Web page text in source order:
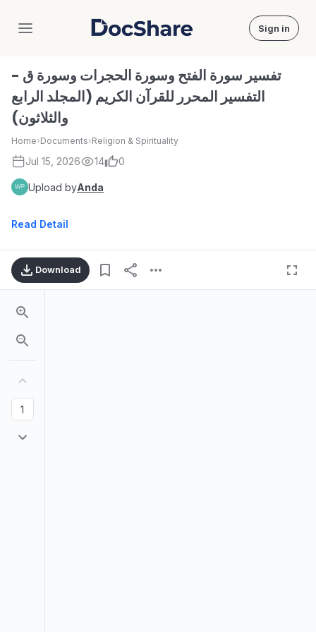
DocShare Sign in
تفسير سورة الفتح وسورة الحجرات وسورة ق -
التفسير المحرر للقرآن الكريم (المجلد الرابع
والثلاثون)
Home›Documents›Religion & Spirituality
Jul 15, 2026 14 0
Upload byAnda
Read Detail
Download